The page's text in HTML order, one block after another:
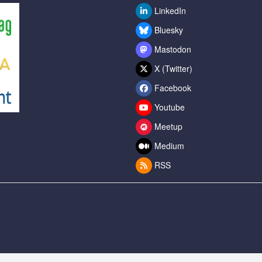
LinkedIn
Bluesky
Mastodon
X (Twitter)
Facebook
Youtube
Meetup
Medium
RSS